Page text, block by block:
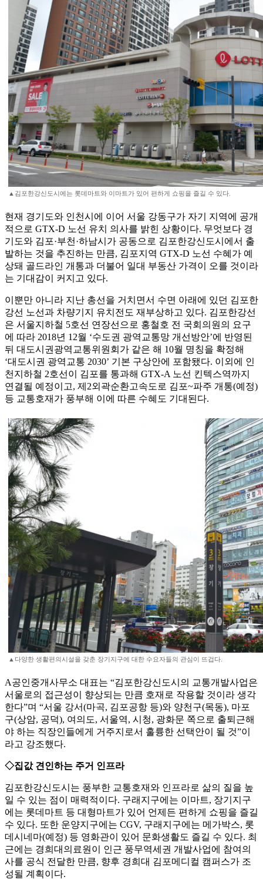
▲김포한강신도시에는 롯데마트와 이마트가 있어 편하게 쇼핑을 즐길 수 있다.
현재 경기도와 인천시에 이어 서울 강동구가 자기 지역에 공개
적으로 GTX-D 노선 유치 의사를 밝힌 상황이다. 무엇보다 경
기도와 김포·부천·하남시가 공동으로 김포한강신도시에서 출
발하는 것을 추진하는 만큼, 김포지역 GTX-D 노선 수혜가 예
상돼 골드라인 개통과 더불어 일대 부동산 가격이 오를 것이라
는 기대감이 커지고 있다.
이뿐만 아니라 지난 총선을 거치면서 수면 아래에 있던 김포한
강선 노선과 차량기지 유치전도 재부상하고 있다. 김포한강선
은 서울지하철 5호선 연장선으로 홍철호 전 국회의원의 요구
에 따라 2018년 12월 ‘수도권 광역교통망 개선방안’에 반영된
뒤 대도시권광역교통위원회가 같은 해 10월 명칭을 확정해
‘대도시권 광역교통 2030’ 기본 구상안에 포함됐다. 이외에 인
천지하철 2호선이 김포를 통과해 GTX-A 노선 킨텍스역까지
연결될 예정이고, 제2외곽순환고속도로 김포~파주 개통(예정)
등 교통호재가 풍부해 이에 따른 수혜도 기대된다.
▲다양한 생활편의시설을 갖춘 장기지구에 대한 수요자들의 관심이 뜨겁다.
A공인중개사무소 대표는 “김포한강신도시의 교통개발사업은
서울로의 접근성이 향상되는 만큼 호재로 작용할 것이라 생각
한다”며 “서울 강서(마곡, 김포공항 등)와 양천구(목동), 마포
구(상암, 공덕), 여의도, 서울역, 시청, 광화문 쪽으로 출퇴근해
야 하는 직장인들에게 거주지로서 훌륭한 선택안이 될 것”이
라고 강조했다.
◇집값 견인하는 주거 인프라
김포한강신도시는 풍부한 교통호재와 인프라로 삶의 질을 높
일 수 있는 점이 매력적이다. 구래지구에는 이마트, 장기지구
에는 롯데마트 등 대형마트가 있어 언제든 편하게 쇼핑을 즐길
수 있다. 또한 운양지구에는 CGV, 구래지구에는 메가박스, 롯
데시네마(예정) 등 영화관이 있어 문화생활도 즐길 수 있다. 최
근에는 경희대의료원이 인근 풍무역세권 개발사업에 참여의
사를 공식 전달한 만큼, 향후 경희대 김포메디컬 캠퍼스가 조
성될 계획이다.